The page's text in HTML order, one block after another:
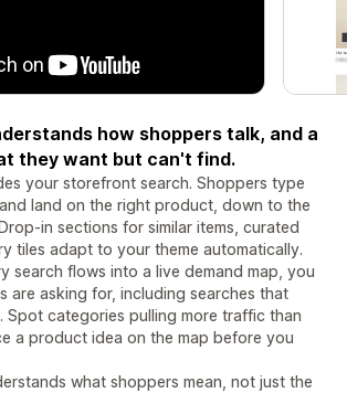
how shoppers talk, and a
they want but can't find.
your storefront search. Shoppers type
land on the right product, down to the
in sections for similar items, curated
tiles adapt to your theme automatically.
search flows into a live demand map, you
are asking for, including searches that
Spot categories pulling more traffic than
a product idea on the map before you
what shoppers mean, not just the